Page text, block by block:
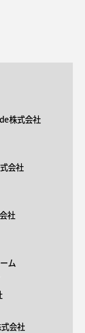
株式会社
会社
社
ム
会社